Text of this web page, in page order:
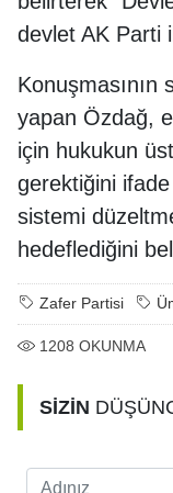
devlet AK Parti
yapan Özdağ,
için hukukun
gerektiğini
sistemi
hedeflediğini
Zafer Partisi
1208 OKUNMA
SİZİN